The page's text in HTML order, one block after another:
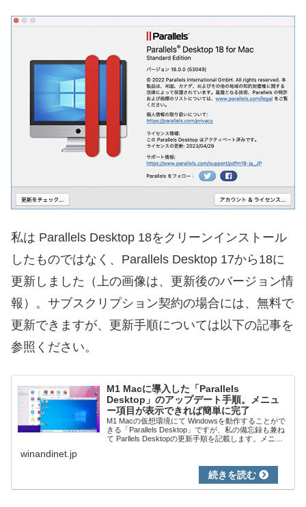
私は Parallels Desktop 18をクリーンインストール
したものではなく、Parallels Desktop 17から18に
更新しました（上の画像は、更新後のバージョン情
報）。サブスクリプション契約の場合には、無料で
更新できますが、更新手順については以下の記事を
参照ください。
M1 Macに導入した「Parallels
Desktop」のアップデート手順。メニュ
ー項目が表示できれば簡単に完了
M1 Macの仮想環境にて Windowsを動作することがで
きる「Parallels Desktop」ですが、私の備忘録も兼ね
て Parllels Desktopの更新手順を記載します。メニュ
winandinet.jp